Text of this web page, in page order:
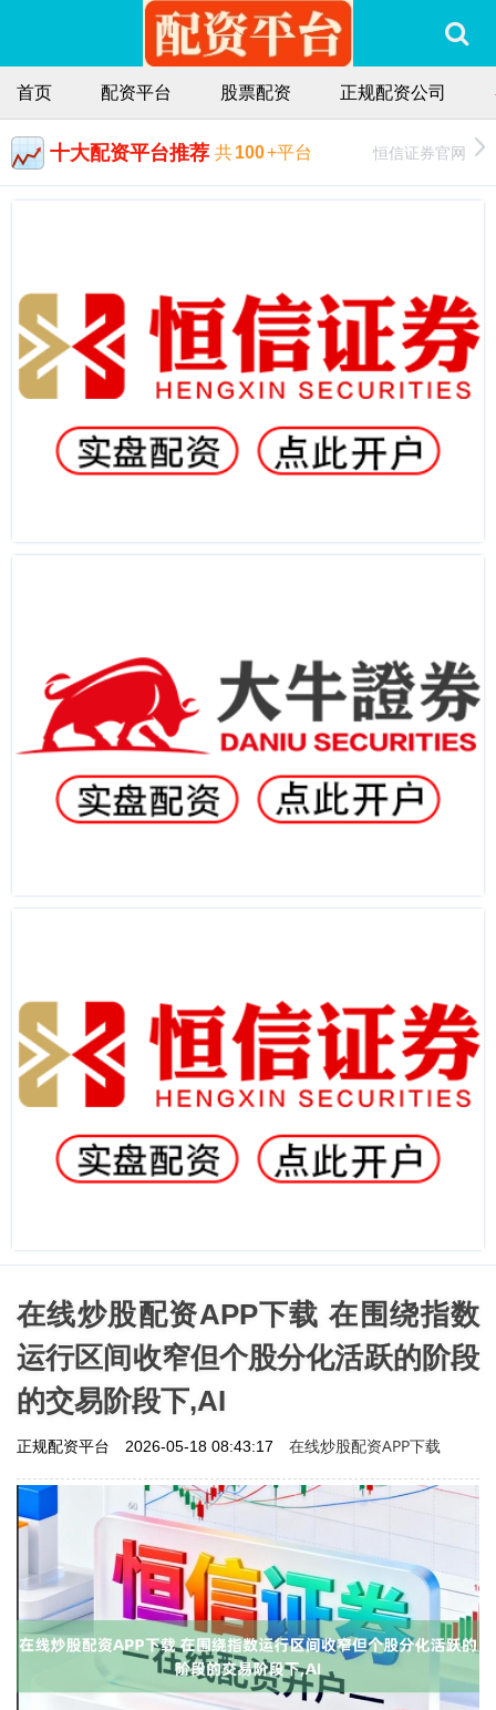
首页 配资平台 股票配资 正规配资公司
十大配资平台推荐 共100+平台 恒信证券官网
在线炒股配资APP下载 在围绕指数
运行区间收窄但个股分化活跃的阶段
的交易阶段下,AI
正规配资平台 2026-05-18 08:43:17 在线炒股配资APP下载